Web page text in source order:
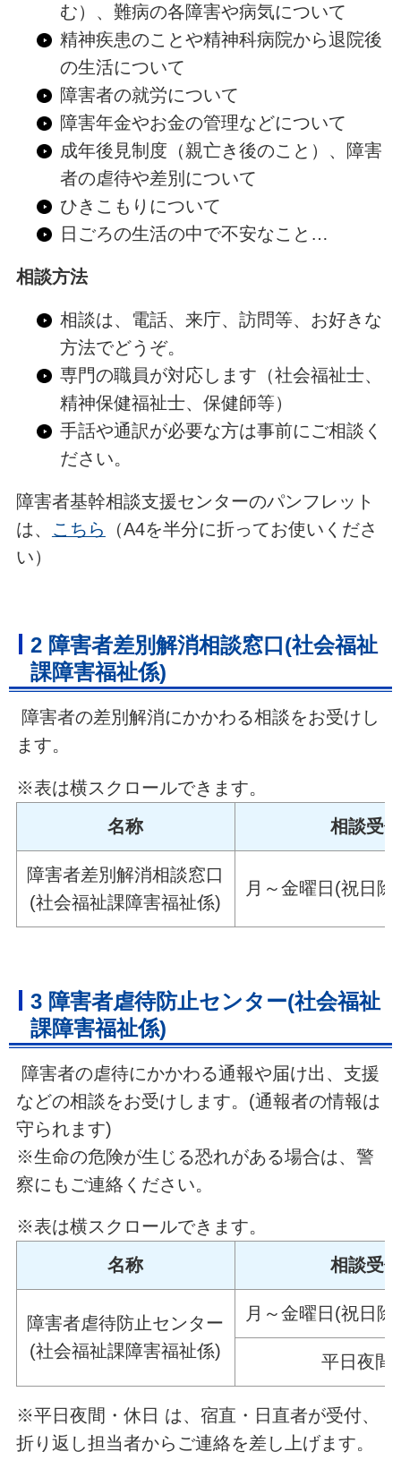
む）、難病の各障害や病気について
精神疾患のことや精神科病院から退院後
の生活について
障害者の就労について
障害年金やお金の管理などについて
成年後見制度（親亡き後のこと）、障害
者の虐待や差別について
ひきこもりについて
日ごろの生活の中で不安なこと…
相談方法
相談は、電話、来庁、訪問等、お好きな
方法でどうぞ。
専門の職員が対応します（社会福祉士、
精神保健福祉士、保健師等）
手話や通訳が必要な方は事前にご相談く
ださい。
障害者基幹相談支援センターのパンフレット
は、 こちら
（A4を半分に折ってお使いくださ
い）
2 障害者差別解消相談窓口(社会福祉
課障害福祉係)
障害者の差別解消にかかわる相談をお受けし
ます。
※表は横スクロールできます。
名称
相談受
障害者差別解消相談窓口
(社会福祉課障害福祉係)
月～金曜日(祝日
3 障害者虐待防止センター(社会福祉
課障害福祉係)
障害者の虐待にかかわる通報や届け出、支援
などの相談をお受けします。(通報者の情報は
守られます)
※生命の危険が生じる恐れがある場合は、警
察にもご連絡ください。
※表は横スクロールできます。
名称
相談受
障害者虐待防止センター
(社会福祉課障害福祉係)
月～金曜日(祝日
平日夜間
※平日夜間・休日 は、宿直・日直者が受付、
折り返し担当者からご連絡を差し上げます。